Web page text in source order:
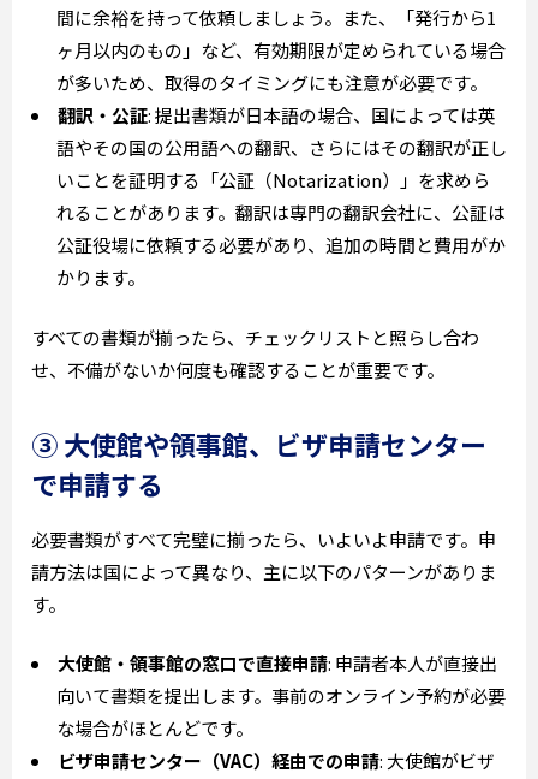
間に余裕を持って依頼しましょう。また、「発行から1
ヶ月以内のもの」など、有効期限が定められている場合
が多いため、取得のタイミングにも注意が必要です。
翻訳・公証: 提出書類が日本語の場合、国によっては英
語やその国の公用語への翻訳、さらにはその翻訳が正し
いことを証明する「公証（Notarization）」を求めら
れることがあります。翻訳は専門の翻訳会社に、公証は
公証役場に依頼する必要があり、追加の時間と費用がか
かります。
すべての書類が揃ったら、チェックリストと照らし合わ
せ、不備がないか何度も確認することが重要です。
③ 大使館や領事館、ビザ申請センター
で申請する
必要書類がすべて完璧に揃ったら、いよいよ申請です。申
請方法は国によって異なり、主に以下のパターンがありま
す。
大使館・領事館の窓口で直接申請: 申請者本人が直接出
向いて書類を提出します。事前のオンライン予約が必要
な場合がほとんどです。
ビザ申請センター（VAC）経由での申請: 大使館がビザ